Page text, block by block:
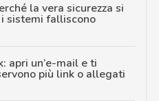
la vera sicurezza si
sistemi falliscono
apri un’e-mail e ti
più link o allegati